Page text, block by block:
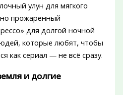
улун для мягкого
прожаренный
для долгой ночной
которые любят, чтобы
как сериал — не всё сразу.
и долгие